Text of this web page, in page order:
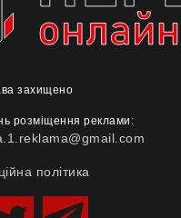
захищено
розміщення реклами:
політика